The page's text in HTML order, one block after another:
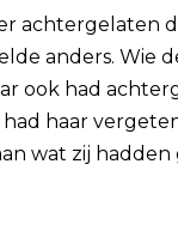
achtergelaten
anders. Wie
ook had
haar
wat zij